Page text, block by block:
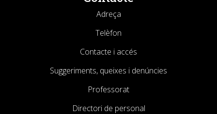
Adreça
Telèfon
Contacte i accés
Suggeriments, queixes i denúncies
Professorat
Directori de personal